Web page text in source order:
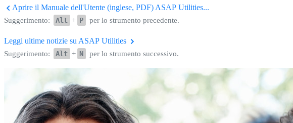
Aprire il Manuale dell'Utente (inglese, PDF) ASAP Utilities...
Suggerimento: Alt + P per lo strumento precedente.
Leggi ultime notizie su ASAP Utilities
Suggerimento: Alt + N per lo strumento successivo.